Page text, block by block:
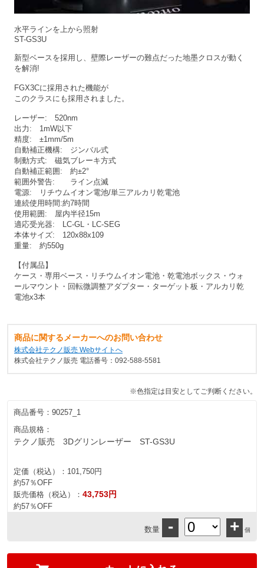
水平ラインを上から照射
ST-GS3U
新型ベースを採用し、壁際レーザーの難点だった地墨クロスが動く
を解消!
FGX3Cに採用された機能が
このクラスにも採用されました。
レーザー: 520nm
出力: 1mW以下
精度: ±1mm/5m
自動補正機構: ジンバル式
制動方式: 磁気ブレーキ方式
自動補正範囲: 約±2°
範囲外警告: ライン点滅
電源: リチウムイオン電池/単三アルカリ乾電池
連続使用時間:約7時間
使用範囲: 屋内半径15m
適応受光器: LC-GL・LC-SEG
本体サイズ: 120x88x109
重量: 約550g
【付属品】
ケース・専用ベース・リチウムイオン電池・乾電池ボックス・ウォ
ールマウント・回転微調整アダプター・ターゲット板・アルカリ乾
電池x3本
商品に関するメーカーへのお問い合わせ
株式会社テクノ販売 Webサイトへ
株式会社テクノ販売 電話番号：092-588-5581
※色指定は目安としてご判断ください。
商品番号： 90257_1
商品規格：
テクノ販売 3Dグリンレーザー ST-GS3U
定価（税込）： 101,750円
約57％OFF
販売価格（税込）： 43,753円
約57％OFF
数量 - + 個